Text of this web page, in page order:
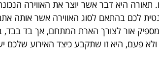
היא דבר אשר יוצר את האווירה
לכם בהתאם לסוג האווירה אשר אותה
מספיק אור לצורך הארת המתחם, אך בד
פעם, היא זו שתקבע כיצד האירוע שלכם